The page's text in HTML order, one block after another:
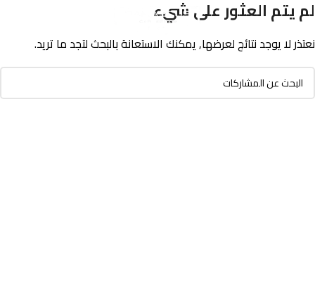
لم يتم العثور على شيء
نعتذر لا يوجد نتائج لعرضها, يمكنك الاستعانة بالبحث لتجد ما تريد.